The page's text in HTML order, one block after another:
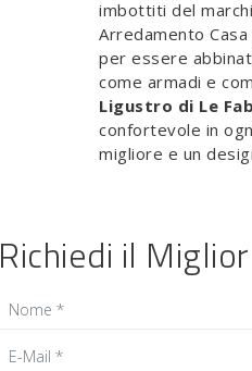
imbottiti del
Arredamento
per essere
come armadi e
Ligustro di Le
confortevole in
migliore e un
Richiedi il